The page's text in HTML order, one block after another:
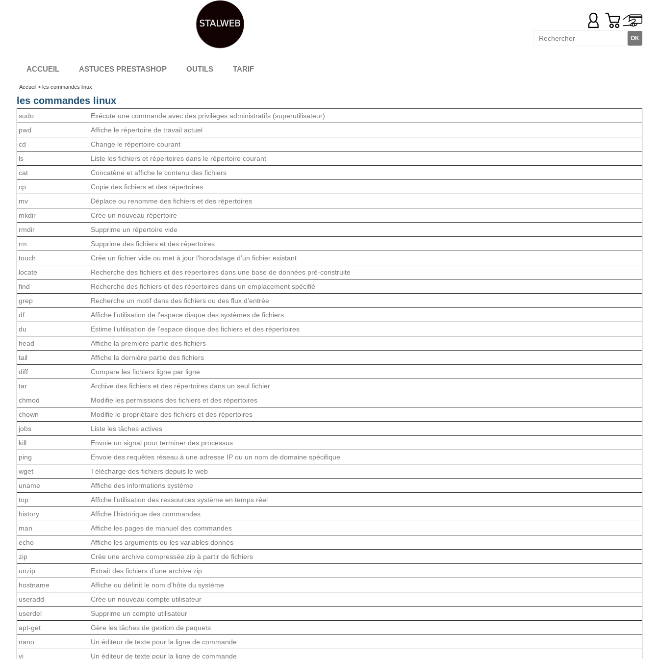
ACCUEIL ASTUCES PRESTASHOP OUTILS TARIF
Accueil> les commandes linux
les commandes linux
sudo
Exécute une commande avec des privilèges administratifs (superutilisateur)
pwd
Affiche le répertoire de travail actuel
cd
Change le répertoire courant
ls
Liste les fichiers et répertoires dans le répertoire courant
cat
Concatène et affiche le contenu des fichiers
cp
Copie des fichiers et des répertoires
mv
Déplace ou renomme des fichiers et des répertoires
mkdir
Crée un nouveau répertoire
rmdir
Supprime un répertoire vide
rm
Supprime des fichiers et des répertoires
touch
Crée un fichier vide ou met à jour l’horodatage d’un fichier existant
locate
Recherche des fichiers et des répertoires dans une base de données pré-construite
find
Recherche des fichiers et des répertoires dans un emplacement spécifié
grep
Recherche un motif dans des fichiers ou des flux d’entrée
df
Affiche l’utilisation de l’espace disque des systèmes de fichiers
du
Estime l’utilisation de l’espace disque des fichiers et des répertoires
head
Affiche la première partie des fichiers
tail
Affiche la dernière partie des fichiers
diff
Compare les fichiers ligne par ligne
tar
Archive des fichiers et des répertoires dans un seul fichier
chmod
Modifie les permissions des fichiers et des répertoires
chown
Modifie le propriétaire des fichiers et des répertoires
jobs
Liste les tâches actives
kill
Envoie un signal pour terminer des processus
ping
Envoie des requêtes réseau à une adresse IP ou un nom de domaine spécifique
wget
Télécharge des fichiers depuis le web
uname
Affiche des informations système
top
Affiche l’utilisation des ressources système en temps réel
history
Affiche l’historique des commandes
man
Affiche les pages de manuel des commandes
echo
Affiche les arguments ou les variables donnés
zip
Crée une archive compressée zip à partir de fichiers
unzip
Extrait des fichiers d’une archive zip
hostname
Affiche ou définit le nom d’hôte du système
useradd
Crée un nouveau compte utilisateur
userdel
Supprime un compte utilisateur
apt-get
Gère les tâches de gestion de paquets
nano
Un éditeur de texte pour la ligne de commande
vi
Un éditeur de texte pour la ligne de commande